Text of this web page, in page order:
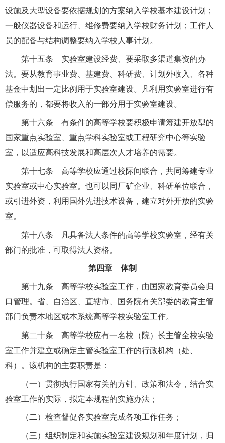
设施及大型设备要依据规划的方案纳入学校基本建设计划；
一般仪器设备和运行、维修费要纳入学校财务计划；工作人
员的配备与结构调整要纳入学校人事计划。
第十五条 实验室建设经费、要采取多渠道集资的办
法。要从教育事业费、基建费、科研费、计划外收入、各种
基金中划出一定比例用于实验室建设。凡利用实验室进行有
偿服务的，都要将收入的一部分用于实验室建设。
第十六条 有条件的高等学校要积极申请筹建开放型的
国家重点实验室、重点学科实验室或工程研究中心等实验
室，以适应高科技发展和高层次人才培养的需要。
第十七条 高等学校应通过校际间联合，共同筹建专业
实验室或中心实验室。也可以同厂矿企业、科研单位联合，
或引进外资，利用国外先进技术设备，建立对外开放的实验
室。
第十八条 凡具备法人条件的高等学校实验室，经有关
部门的批准，可取得法人资格。
第四章 体制
第十九条 高等学校实验室工作，由国家教育委员会归
口管理。省、自治区、直辖市、国务院有关部委的教育主管
部门负责本地区或本系统高等学校实验室工作。
第二十条 高等学校应有一名校（院）长主管全校实验
室工作并建立或确定主管实验室工作的行政机构（处、
科）。该机构的主要职责是：
（一）贯彻执行国家有关的方针、政策和法令，结合实
验室工作的实际，拟定本规程的实施办法；
（二）检查督促各实验室完成各项工作任务；
（三）组织制定和实施实验室建设规划和年度计划，归